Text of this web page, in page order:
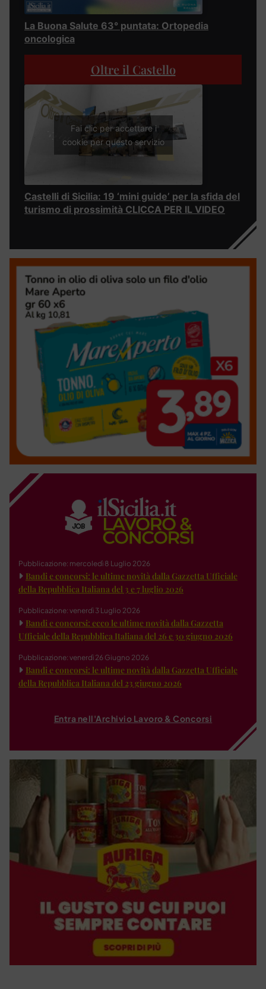
La Buona Salute 63° puntata: Ortopedia
oncologica
Oltre il Castello
Fai clic per accettare i
cookie per questo servizio
Castelli di Sicilia: 19 ‘mini guide’ per la sfida del
turismo di prossimità CLICCA PER IL VIDEO
Pubblicazione: mercoledì 8 Luglio 2026
Bandi e concorsi: le ultime novità dalla Gazzetta Ufficiale
della Repubblica Italiana del 3 e 7 luglio 2026
Pubblicazione: venerdì 3 Luglio 2026
Bandi e concorsi: ecco le ultime novità dalla Gazzetta
Ufficiale della Repubblica Italiana del 26 e 30 giugno 2026
Pubblicazione: venerdì 26 Giugno 2026
Bandi e concorsi: le ultime novità dalla Gazzetta Ufficiale
della Repubblica Italiana del 23 giugno 2026
Entra nell'Archivio Lavoro & Concorsi